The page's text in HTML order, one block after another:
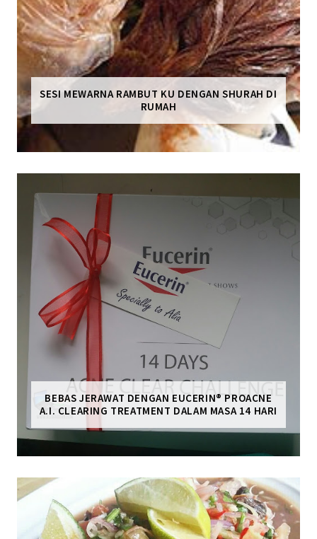
SESI MEWARNA RAMBUT KU DENGAN SHURAH DI
RUMAH
BEBAS JERAWAT DENGAN EUCERIN® PROACNE
A.I. CLEARING TREATMENT DALAM MASA 14 HARI